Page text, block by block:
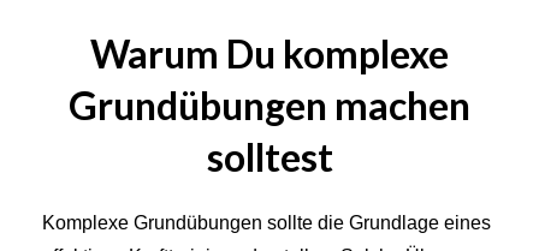
Warum Du komplexe
Grundübungen machen
solltest
Komplexe Grundübungen sollte die Grundlage eines